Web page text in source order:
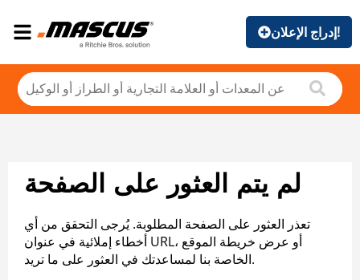
إدراج الإعلان!
لم يتم العثور على الصفحة
تعذر العثور على الصفحة المطلوبة. يُرجى التحقق من أي
أخطاء إملائية في عنوان URL، أو عرض خريطة الموقع
الخاصة بنا لمساعدتك في العثور على ما تريد.